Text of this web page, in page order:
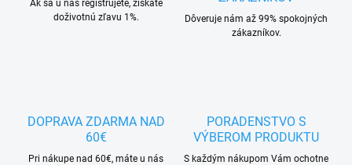
Ak sa u nás registrujete, získate
doživotnú zľavu 1%.
Dôveruje nám až 99% spokojných
zákazníkov.
DOPRAVA ZDARMA NAD
60€
Pri nákupe nad 60€, máte u nás
PORADENSTVO S
VÝBEROM PRODUKTU
S každým nákupom Vám ochotne